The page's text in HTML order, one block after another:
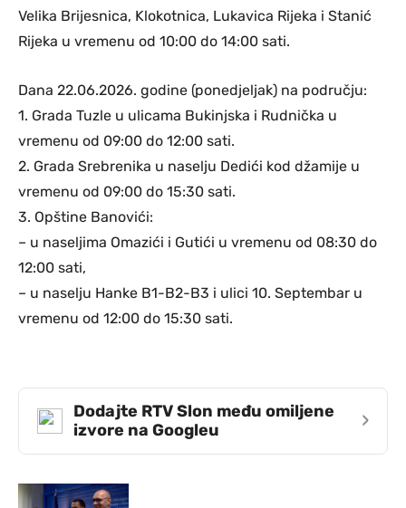
Velika Brijesnica, Klokotnica, Lukavica Rijeka i Stanić
Rijeka u vremenu od 10:00 do 14:00 sati.
Dana 22.06.2026. godine (ponedjeljak) na području:
1. Grada Tuzle u ulicama Bukinjska i Rudnička u
vremenu od 09:00 do 12:00 sati.
2. Grada Srebrenika u naselju Dedići kod džamije u
vremenu od 09:00 do 15:30 sati.
3. Opštine Banovići:
– u naseljima Omazići i Gutići u vremenu od 08:30 do
12:00 sati,
– u naselju Hanke B1-B2-B3 i ulici 10. Septembar u
vremenu od 12:00 do 15:30 sati.
Dodajte RTV Slon među omiljene
izvore na Googleu
›